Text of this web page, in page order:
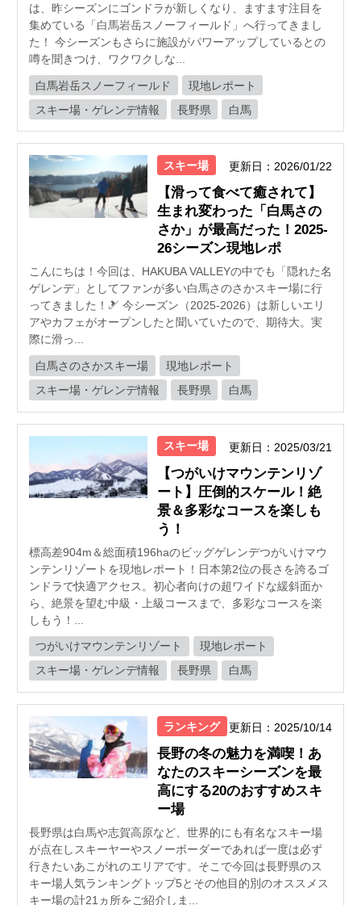
は、昨シーズンにゴンドラが新しくなり、ますます注目を
集めている「白馬岩岳スノーフィールド」へ行ってきまし
た！ 今シーズンもさらに施設がパワーアップしているとの
噂を聞きつけ、ワクワクしな...
白馬岩岳スノーフィールド
現地レポート
スキー場・ゲレンデ情報
長野県 白馬
スキー場 更新日：2026/01/22
【滑って食べて癒されて】
生まれ変わった「白馬さの
さか」が最高だった！2025-
26シーズン現地レポ
こんにちは！今回は、HAKUBA VALLEYの中でも「隠れた名
ゲレンデ」としてファンが多い白馬さのさかスキー場に行
ってきました！🎿 今シーズン（2025-2026）は新しいエリ
アやカフェがオープンしたと聞いていたので、期待大。実
際に滑っ...
白馬さのさかスキー場
現地レポート
スキー場・ゲレンデ情報
長野県 白馬
スキー場 更新日：2025/03/21
【つがいけマウンテンリゾ
ート】圧倒的スケール！絶
景＆多彩なコースを楽しも
う！
標高差904m＆総面積196haのビッグゲレンデつがいけマウ
ンテンリゾートを現地レポート！日本第2位の長さを誇るゴ
ンドラで快適アクセス。初心者向けの超ワイドな緩斜面か
ら、絶景を望む中級・上級コースまで、多彩なコースを楽
しもう！...
つがいけマウンテンリゾート
現地レポート
スキー場・ゲレンデ情報
長野県 白馬
ランキング 更新日：2025/10/14
長野の冬の魅力を満喫！あ
なたのスキーシーズンを最
高にする20のおすすめスキ
ー場
長野県は白馬や志賀高原など、世界的にも有名なスキー場
が点在しスキーヤーやスノーボーダーであれば一度は必ず
行きたいあこがれのエリアです。そこで今回は長野県のス
キー場人気ランキングトップ5とその他目的別のオススメス
キー場の計21ヵ所をご紹介しま...